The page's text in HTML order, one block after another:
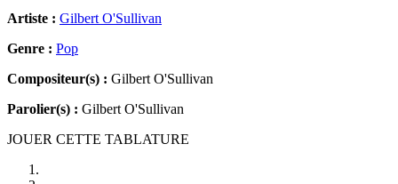
Artiste : Gilbert O'Sullivan
Genre : Pop
Compositeur(s) : Gilbert O'Sullivan
Parolier(s) : Gilbert O'Sullivan
JOUER CETTE TABLATURE